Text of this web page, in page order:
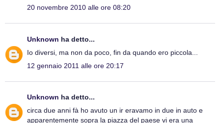
20 novembre 2010 alle ore 08:20
Unknown ha detto...
Io diversi, ma non da poco, fin da quando ero piccola...
12 gennaio 2011 alle ore 20:17
Unknown ha detto...
circa due anni fà ho avuto un ir eravamo in due in auto e
apparentemente sopra la piazza del paese vi era una